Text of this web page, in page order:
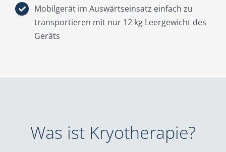
Mobilgerät im Auswärtseinsatz einfach zu
transportieren mit nur 12 kg Leergewicht des
Geräts
Was ist Kryotherapie?